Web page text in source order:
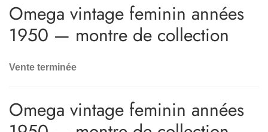
Omega vintage feminin années
1950 — montre de collection
Vente terminée
Omega vintage feminin années